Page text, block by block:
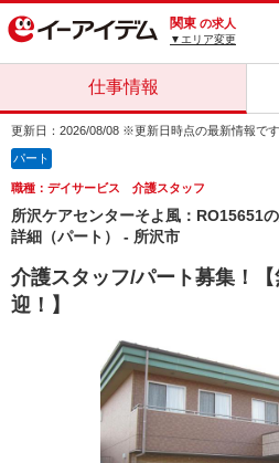
関東 の求人
▼エリア変更
仕事情報
更新日：2026/08/08 ※更新日時点の最新情報です
パート
職種：デイサービス 介護スタッフ
所沢ケアセンターそよ風：RO15651
詳細（パート） - 所沢市
介護スタッフ/パート募集！
迎！】